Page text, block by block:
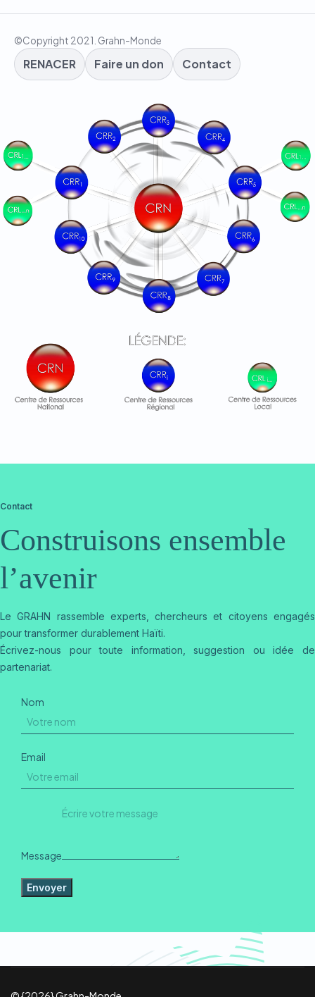
©Copyright 2021. Grahn-Monde
RENACER Faire un don Contact
Contact
Construisons ensemble
l’avenir
Le GRAHN rassemble experts, chercheurs et citoyens engagés
pour transformer durablement Haïti.
Écrivez-nous pour toute information, suggestion ou idée de
partenariat.
Nom
Email
Message
Envoyer